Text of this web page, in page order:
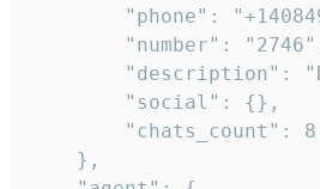
"phone":
"number":
"description":
        "social": {},
        "chats_count": 8
    },